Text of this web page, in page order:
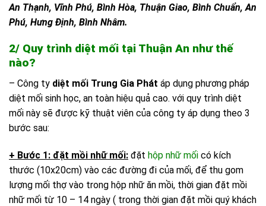
An Thạnh, Vĩnh Phú, Bình Hòa, Thuận Giao, Bình Chuẩn, An
Phú, Hưng Định, Bình Nhâm.
2/ Quy trình diệt mối tại Thuận An như thế
nào?
– Công ty diệt mối Trung Gia Phát áp dụng phương pháp
diệt mối sinh học, an toàn hiệu quả cao. với quy trình diệt
mối này sẽ được kỹ thuật viên của công ty áp dụng theo 3
bước sau:
+ Bước 1: đặt mồi nhữ mối: đặt hộp nhữ mối có kích
thước (10x20cm) vào các đường đi của mối, để thu gom
lượng mối thợ vào trong hộp nhữ ăn mồi, thời gian đặt mồi
nhữ mối từ 10 – 14 ngày ( trong thời gian đặt mồi quý khách